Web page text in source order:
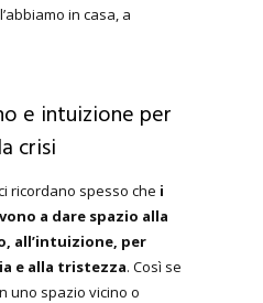
in casa, a
e intuizione per
crisi
ricordano spesso che i
a dare spazio alla
all’intuizione, per
e alla tristezza. Così se
uno spazio vicino o